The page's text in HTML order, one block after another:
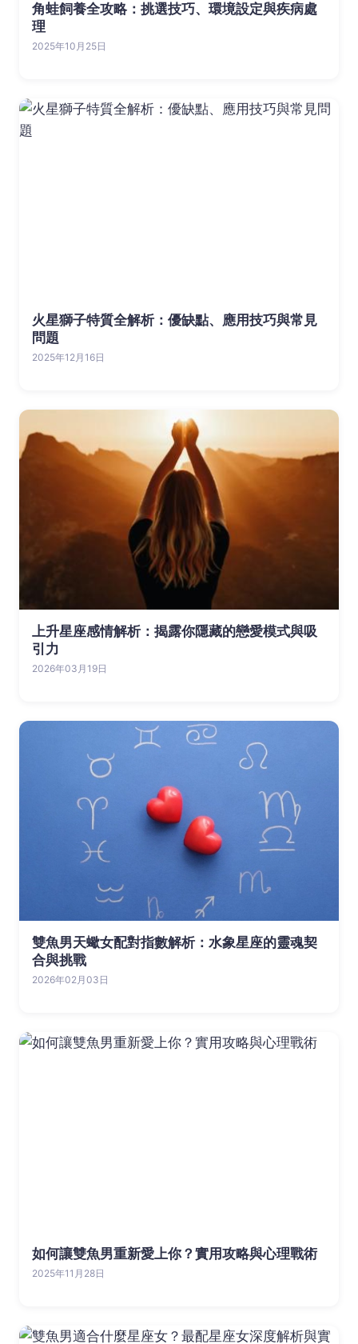
角蛙飼養全攻略：挑選技巧、環境設定與疾病處
理
2025年10月25日
火星獅子特質全解析：優缺點、應用技巧與常見
問題
2025年12月16日
上升星座感情解析：揭露你隱藏的戀愛模式與吸
引力
2026年03月19日
雙魚男天蠍女配對指數解析：水象星座的靈魂契
合與挑戰
2026年02月03日
如何讓雙魚男重新愛上你？實用攻略與心理戰術
2025年11月28日